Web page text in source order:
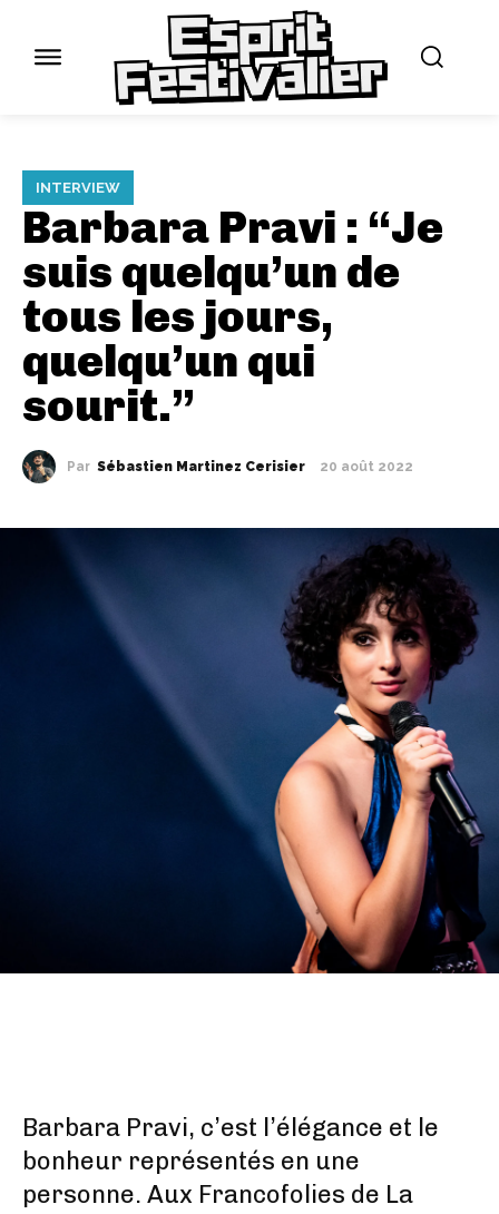
INTERVIEW
Barbara Pravi : “Je
suis quelqu’un de
tous les jours,
quelqu’un qui
sourit.”
Par Sébastien Martinez Cerisier 20 août 2022
Barbara Pravi, c’est l’élégance et le
bonheur représentés en une
personne. Aux Francofolies de La